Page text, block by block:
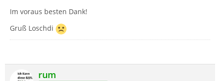
Im voraus besten Dank!
Gruß Loschdi
rum